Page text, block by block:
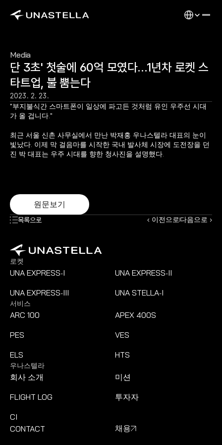
Media
단 3초' 첫술에 60억 모였다…1년차 로켓 스
타트업, 불 뿜는다
2023. 2. 23.
"부지불식간 스마트폰이 일상에 파고든 것처럼 유인 우주선 시대
가 올 겁니다."
최근 서울 신촌 사무실에서 만난 박재홍 우나스텔라 대표의 눈이
빛났다. 이제 막 걸음마를 시작한 국내 발사체 시장에 도전장을 던
진 박 대표는 우주 시대를 향한 청사진을 설명했다.
원문보기
목록으로 ‹ 이전으로다음으로 ›
로켓
UNA EXPRESS-I UNA EXPRESS-II
UNA EXPRESS-III UNA STELLA-I
서비스
ARC 100
APEX 400S
PES
VES
ELS
HTS
우나스텔라
회사 소개
미션
FLIGHT LOG
투자자
CI
CONTACT
채용
Select